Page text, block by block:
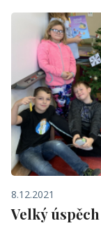
8.12.2021
Velký